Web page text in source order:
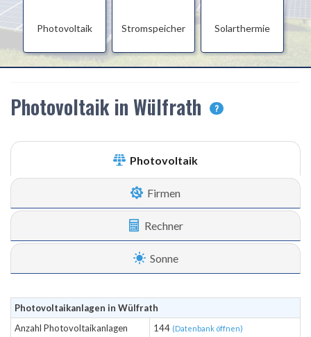
Photovoltaik Stromspeicher Solarthermie
Photovoltaik in Wülfrath ?
Photovoltaik
Firmen
Rechner
Sonne
Photovoltaikanlagen in Wülfrath
Anzahl Photovoltaikanlagen
144 (Datenbank öffnen)